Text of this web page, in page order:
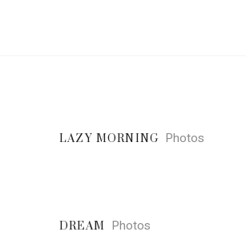
LAZY MORNING Photos
DREAM Photos